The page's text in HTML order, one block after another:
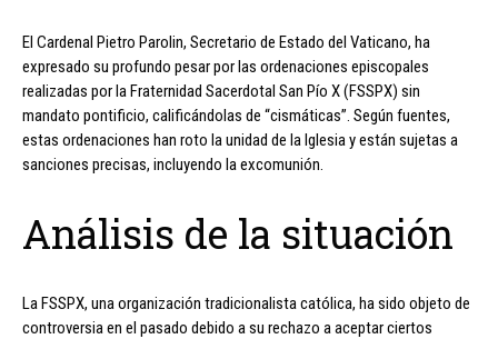
El Cardenal Pietro Parolin, Secretario de Estado del Vaticano, ha
expresado su profundo pesar por las ordenaciones episcopales
realizadas por la Fraternidad Sacerdotal San Pío X (FSSPX) sin
mandato pontificio, calificándolas de “cismáticas”. Según fuentes,
estas ordenaciones han roto la unidad de la Iglesia y están sujetas a
sanciones precisas, incluyendo la excomunión.
Análisis de la situación
La FSSPX, una organización tradicionalista católica, ha sido objeto de
controversia en el pasado debido a su rechazo a aceptar ciertos